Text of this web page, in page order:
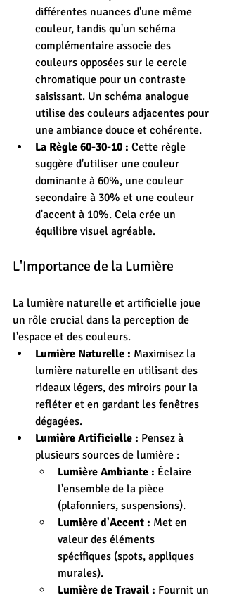
différentes nuances d'une même
couleur, tandis qu'un schéma
complémentaire associe des
couleurs opposées sur le cercle
chromatique pour un contraste
saisissant. Un schéma analogue
utilise des couleurs adjacentes pour
une ambiance douce et cohérente.
La Règle 60-30-10 : Cette règle
suggère d'utiliser une couleur
dominante à 60%, une couleur
secondaire à 30% et une couleur
d'accent à 10%. Cela crée un
équilibre visuel agréable.
L'Importance de la Lumière
La lumière naturelle et artificielle joue
un rôle crucial dans la perception de
l'espace et des couleurs.
Lumière Naturelle : Maximisez la
lumière naturelle en utilisant des
rideaux légers, des miroirs pour la
refléter et en gardant les fenêtres
dégagées.
Lumière Artificielle : Pensez à
plusieurs sources de lumière :
Lumière Ambiante : Éclaire
l'ensemble de la pièce
(plafonniers, suspensions).
Lumière d'Accent : Met en
valeur des éléments
spécifiques (spots, appliques
murales).
Lumière de Travail : Fournit un